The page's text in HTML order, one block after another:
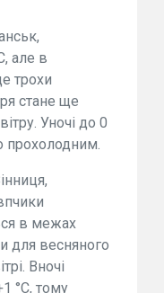
але в
трохи
стане ще
Уночі до 0
прохолодним.
в межах
для весняного
Вночі
°C, тому